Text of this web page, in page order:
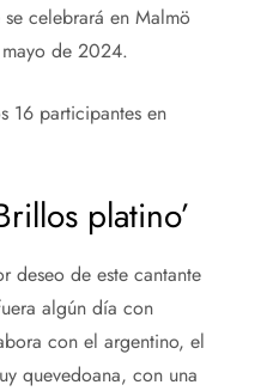
celebrará en Malmö
de 2024.
16 participantes en
platino’
deseo de este cantante
algún día con
con el argentino, el
quevedoana, con una